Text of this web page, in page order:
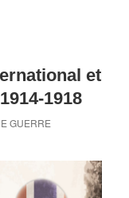
et
1918
GUERRE